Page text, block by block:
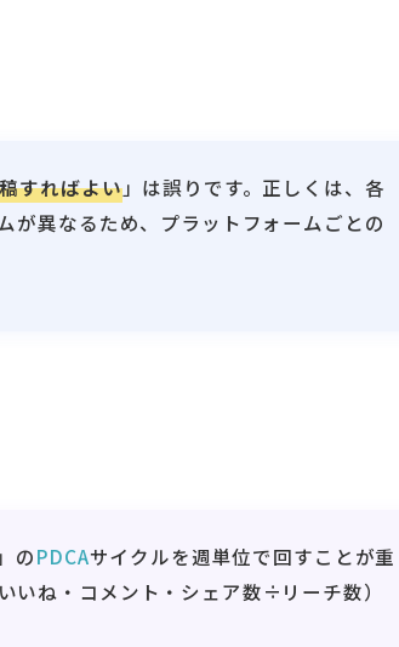
すればよい」は誤りです。正しくは、各
が異なるため、プラットフォームごとの
のPDCAサイクルを週単位で回すことが重
いいね・コメント・シェア数÷リーチ数）